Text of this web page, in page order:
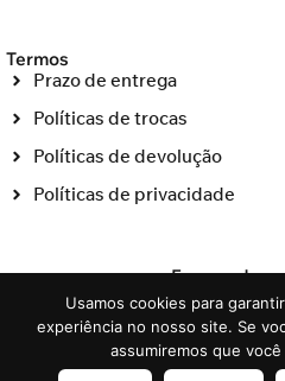
Termos
Prazo de entrega
Políticas de trocas
Políticas de devolução
Políticas de privacidade
Formas de
Usamos cookies para
experiência no nosso site. Se
assumiremos que